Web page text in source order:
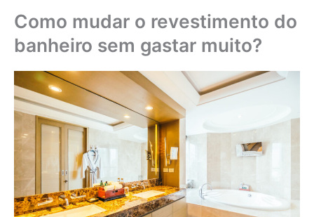
Como mudar o revestimento do
banheiro sem gastar muito?